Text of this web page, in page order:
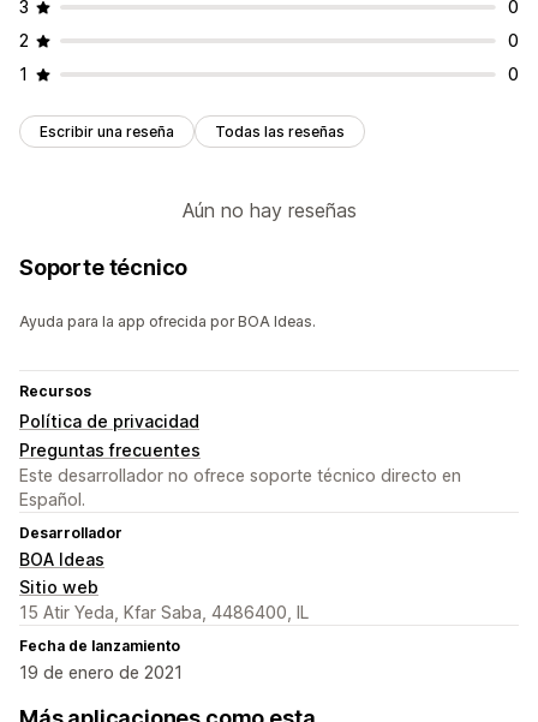
3
0
2
0
1
0
Escribir una reseña Todas las reseñas
Aún no hay reseñas
Soporte técnico
Ayuda para la app ofrecida por BOA Ideas.
Recursos
Política de privacidad
Preguntas frecuentes
Este desarrollador no ofrece soporte técnico directo en
Español.
Desarrollador
BOA Ideas
Sitio web
15 Atir Yeda, Kfar Saba, 4486400, IL
Fecha de lanzamiento
19 de enero de 2021